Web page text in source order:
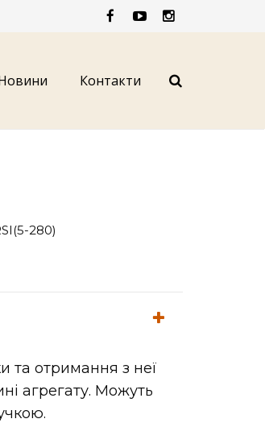
Контакти
280)
та отримання з неї
агрегату. Можуть